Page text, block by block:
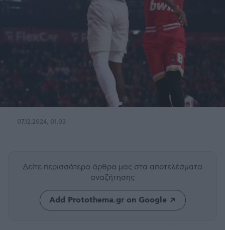
07.12.2024, 01:03
Δείτε περισσότερα άρθρα μας στα αποτελέσματα
αναζήτησης
Add Protothema.gr on Google